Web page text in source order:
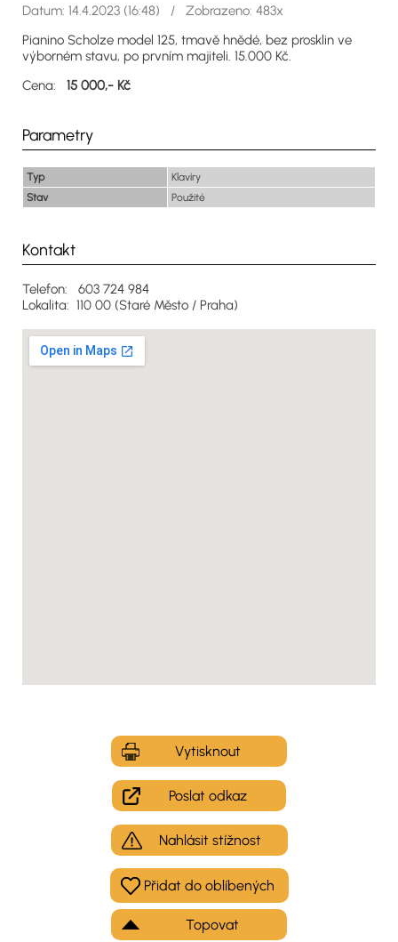
Datum: 14.4.2023 (16:48) / Zobrazeno: 483x
Pianino Scholze model 125, tmavě hnědé, bez prosklin ve
výborném stavu, po prvním majiteli. 15.000 Kč.
Cena: 15 000,- Kč
Parametry
Typ
Klavíry
Stav
Použité
Kontakt
Telefon: 603 724 984
Lokalita: 110 00 (Staré Město / Praha)
Vytisknout
Poslat odkaz
Nahlásit stížnost
Topovat